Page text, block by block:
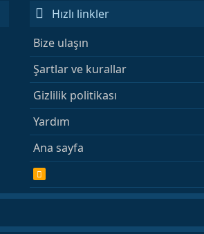
Hızlı linkler
Bize ulaşın
Şartlar ve kurallar
Gizlilik politikası
Yardım
Ana sayfa
R
S
S